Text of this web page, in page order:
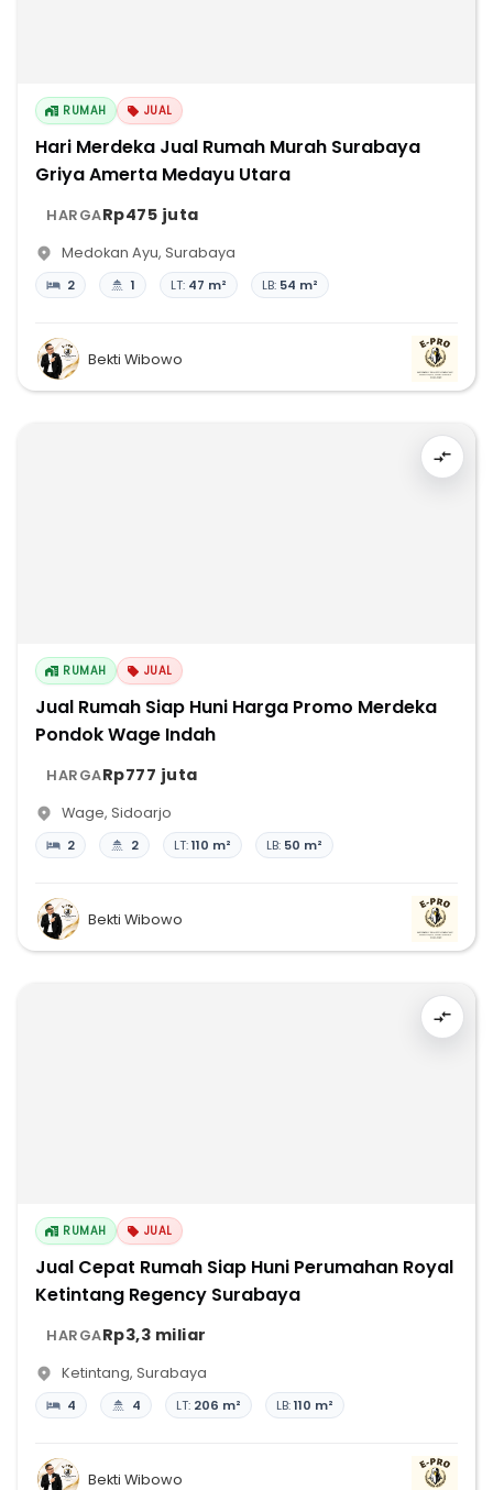
RUMAH JUAL
Hari Merdeka Jual Rumah Murah Surabaya
Griya Amerta Medayu Utara
HARGARp475 juta
Medokan Ayu, Surabaya
2 1 LT: 47 m² LB: 54 m²
Bekti Wibowo
RUMAH JUAL
Jual Rumah Siap Huni Harga Promo Merdeka
Pondok Wage Indah
HARGARp777 juta
Wage, Sidoarjo
2 2 LT:110 m² LB: 50 m²
Bekti Wibowo
RUMAH JUAL
Jual Cepat Rumah Siap Huni Perumahan Royal
Ketintang Regency Surabaya
HARGARp3,3 miliar
Ketintang, Surabaya
4 4 LT: 206 m² LB:110 m²
Bekti Wibowo